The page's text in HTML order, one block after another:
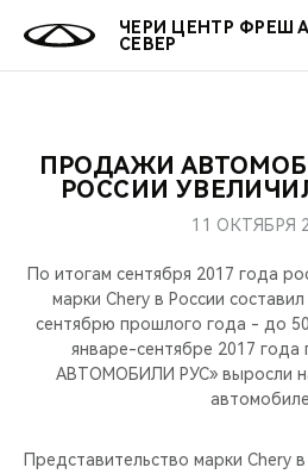
ЧЕРИ ЦЕНТР ФРЕШ
СЕВЕР
МОДЕЛИ
КРОССОВЕРЫ
СЕДАНЫ
НОВИНКИ
КРЕДИТ И СТРАХОВАНИЕ
ЗАПЧАСТИ И АКСЕССУАРЫ
ПОДДЕРЖКА
МИР
О БРЕНДЕ
CHERY В СОЦСЕТЯХ
АКЦИИ
ОНЛАЙН
КРЕДИТ
О
МЫ В СОЦСЕТЯХ
ПРОДАЖИ
РОССИИ
11 ОКТЯБРЯ
По итогам сентября 2017 года
марки Chery в России
сентябрю прошлого года - до
январе-сентябре 2017
АВТОМОБИЛИ РУС» выросли
Представительство марки Chery